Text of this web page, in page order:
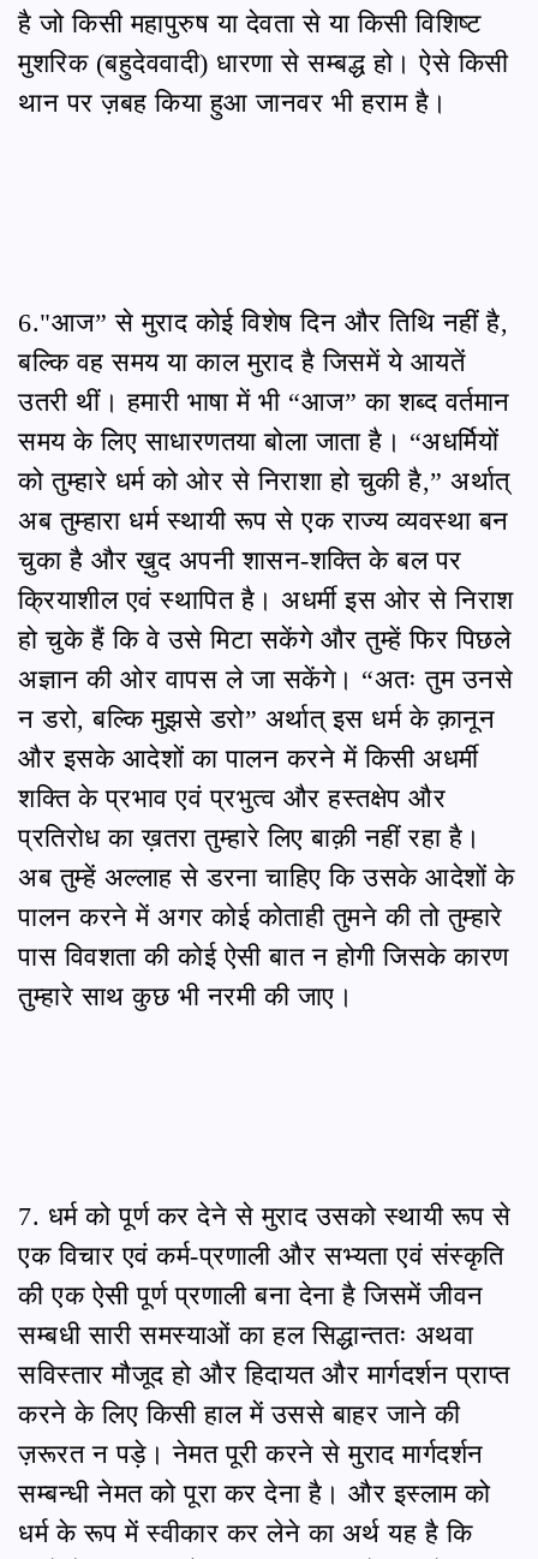
है जो किसी महापुरुष या देवता से या किसी विशिष्ट
मुशरिक (बहुदेववादी) धारणा से सम्बद्ध हो। ऐसे किसी
थान पर ज़बह किया हुआ जानवर भी हराम है।
6."आज” से मुराद कोई विशेष दिन और तिथि नहीं है,
बल्कि वह समय या काल मुराद है जिसमें ये आयतें
उतरी थीं। हमारी भाषा में भी “आज” का शब्द वर्तमान
समय के लिए साधारणतया बोला जाता है। “अधर्मियों
को तुम्हारे धर्म को ओर से निराशा हो चुकी है,” अर्थात्
अब तुम्हारा धर्म स्थायी रूप से एक राज्य व्यवस्था बन
चुका है और ख़ुद अपनी शासन-शक्ति के बल पर
क्रियाशील एवं स्थापित है। अधर्मी इस ओर से निराश
हो चुके हैं कि वे उसे मिटा सकेंगे और तुम्हें फिर पिछले
अज्ञान की ओर वापस ले जा सकेंगे। “अतः तुम उनसे
न डरो, बल्कि मुझसे डरो” अर्थात् इस धर्म के क़ानून
और इसके आदेशों का पालन करने में किसी अधर्मी
शक्ति के प्रभाव एवं प्रभुत्व और हस्तक्षेप और
प्रतिरोध का ख़तरा तुम्हारे लिए बाक़ी नहीं रहा है।
अब तुम्हें अल्लाह से डरना चाहिए कि उसके आदेशों के
पालन करने में अगर कोई कोताही तुमने की तो तुम्हारे
पास विवशता की कोई ऐसी बात न होगी जिसके कारण
तुम्हारे साथ कुछ भी नरमी की जाए।
7. धर्म को पूर्ण कर देने से मुराद उसको स्थायी रूप से
एक विचार एवं कर्म-प्रणाली और सभ्यता एवं संस्कृति
की एक ऐसी पूर्ण प्रणाली बना देना है जिसमें जीवन
सम्बधी सारी समस्याओं का हल सिद्धान्ततः अथवा
सविस्तार मौजूद हो और हिदायत और मार्गदर्शन प्राप्त
करने के लिए किसी हाल में उससे बाहर जाने की
ज़रूरत न पड़े। नेमत पूरी करने से मुराद मार्गदर्शन
सम्बन्धी नेमत को पूरा कर देना है। और इस्लाम को
धर्म के रूप में स्वीकार कर लेने का अर्थ यह है कि